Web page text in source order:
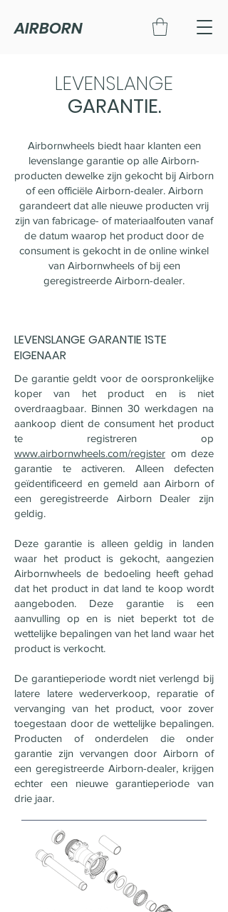
AIRBORN
LEVENSLANGE
GARANTIE.
Airbornwheels biedt haar klanten een
levenslange garantie op alle Airborn-
producten dewelke zijn gekocht bij Airborn
of een officiële Airborn-dealer. Airborn
garandeert dat alle nieuwe producten vrij
zijn van fabricage- of materiaalfouten vanaf
de datum waarop het product door de
consument is gekocht in de online winkel
van Airbornwheels of bij een
geregistreerde Airborn-dealer.
LEVENSLANGE GARANTIE 1STE
EIGENAAR
De garantie geldt voor de oorspronkelijke
koper van het product en is niet
overdraagbaar. Binnen 30 werkdagen na
aankoop dient de consument het product
te registreren op
www.airbornwheels.com/register om deze
garantie te activeren. Alleen defecten
geïdentificeerd en gemeld aan Airborn of
een geregistreerde Airborn Dealer zijn
geldig.
Deze garantie is alleen geldig in landen
waar het product is gekocht, aangezien
Airbornwheels de bedoeling heeft gehad
dat het product in dat land te koop wordt
aangeboden. Deze garantie is een
aanvulling op en is niet beperkt tot de
wettelijke bepalingen van het land waar het
product is verkocht.
De garantieperiode wordt niet verlengd bij
latere latere wederverkoop, reparatie of
vervanging van het product, voor zover
toegestaan door de wettelijke bepalingen.
Producten of onderdelen die onder
garantie zijn vervangen door Airborn of
een geregistreerde Airborn-dealer, krijgen
echter een nieuwe garantieperiode van
drie jaar.